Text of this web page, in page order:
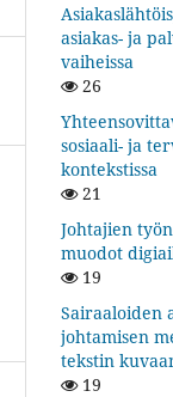
asiakas- ja
vaiheissa
26
sosiaali- ja
kontekstissa
21
Johtajien
muodot
19
Sairaaloiden
johtamisen
tekstin
19